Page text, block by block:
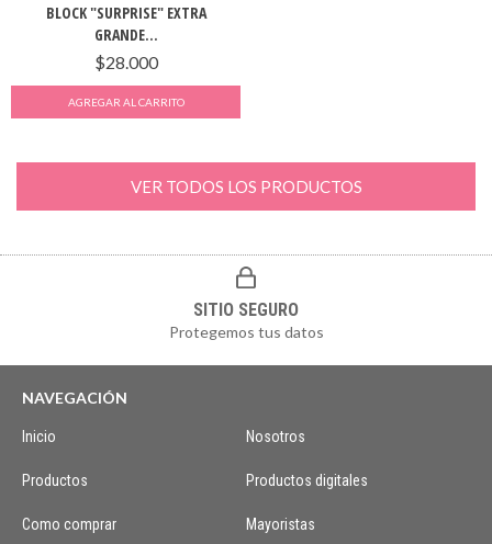
BLOCK "SURPRISE" EXTRA
GRANDE...
$28.000
VER TODOS LOS PRODUCTOS
SITIO SEGURO
Protegemos tus datos
NAVEGACIÓN
Inicio Nosotros
Productos Productos digitales
Como comprar Mayoristas